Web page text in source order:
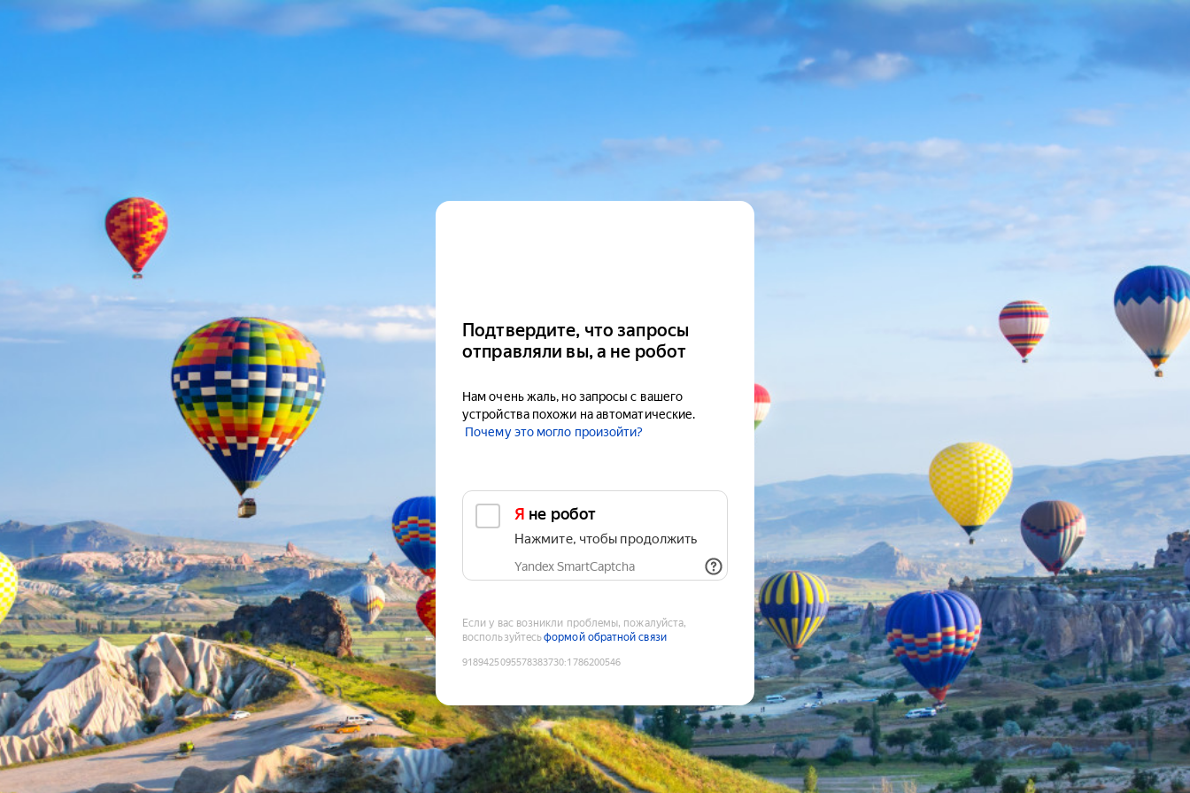
Подтвердите, что запросы
отправляли вы, а не робот
Нам очень жаль, но запросы с вашего
устройства похожи на автоматические.
Почему это могло произойти?
Я не робот
Нажмите, чтобы продолжить
Yandex SmartCaptcha
Если у вас возникли проблемы, пожалуйста,
воспользуйтесьформой обратной связи
9189425095578383730:1786200546